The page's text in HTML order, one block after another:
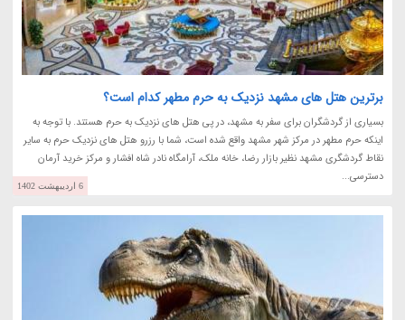
برترین هتل های مشهد نزدیک به حرم مطهر کدام است؟
بسیاری از گردشگران برای سفر به مشهد، در پی هتل های نزدیک به حرم هستند. با توجه به
اینکه حرم مطهر در مرکز شهر مشهد واقع شده است، شما با رزرو هتل های نزدیک حرم به سایر
نقاط گردشگری مشهد نظیر بازار رضا، خانه ملک، آرامگاه نادر شاه افشار و مرکز خرید آرمان
دسترسی...
6 اردیبهشت 1402